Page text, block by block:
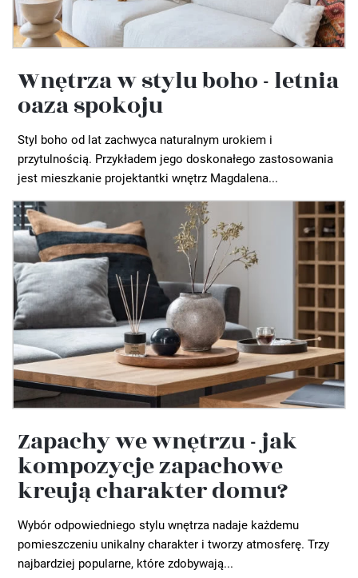
Wnętrza w stylu boho - letnia
oaza spokoju
Styl boho od lat zachwyca naturalnym urokiem i
przytulnością. Przykładem jego doskonałego zastosowania
jest mieszkanie projektantki wnętrz Magdalena...
Zapachy we wnętrzu - jak
kompozycje zapachowe
kreują charakter domu?
Wybór odpowiedniego stylu wnętrza nadaje każdemu
pomieszczeniu unikalny charakter i tworzy atmosferę. Trzy
najbardziej popularne, które zdobywają...